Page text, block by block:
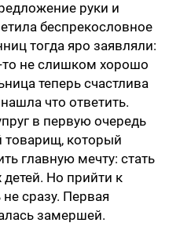
руки и
беспрекословное
тогда яро заявляли:
то не слишком хорошо
теперь счастлива
что ответить.
в первую очередь
товарищ, который
главную мечту: стать
Но прийти к
сразу. Первая
замершей.